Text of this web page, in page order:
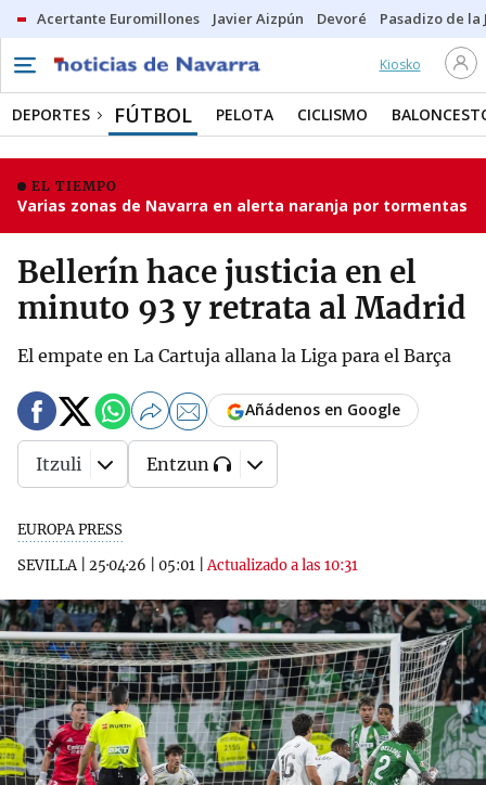
Acertante Euromillones Javier Aizpún Devoré Pasadizo de la
Kiosko
DEPORTES FÚTBOL PELOTA CICLISMO
EL TIEMPO
Varias zonas de Navarra en alerta naranja por tormentas
Bellerín hace justicia en el
minuto 93 y retrata al Madrid
El empate en La Cartuja allana la Liga para el Barça
EUROPA PRESS
SEVILLA| 25·04·26 05:01 |Actualizado a las 10:31
Añádenos en Google
Itzuli Entzun